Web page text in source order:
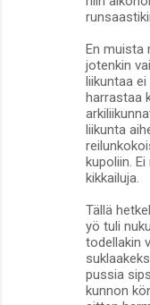
En muista
jotenkin
liikuntaa
harrastaa
liikunta
kupoliin.
kikkailuja.
Tällä
yö tuli
todellakin
pussia
kunnon